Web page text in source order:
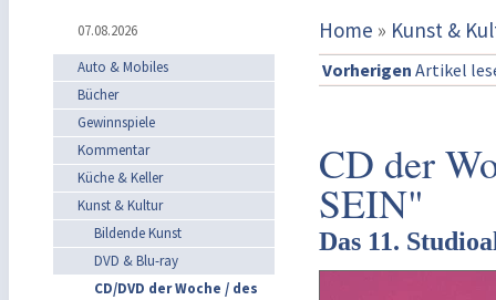
07.08.2026 Home » Kunst &
Auto & Mobiles
Bücher
Gewinnspiele
Kommentar
Küche & Keller
Kunst & Kultur
Bildende Kunst
DVD & Blu-ray
CD/DVD der Woche / des
Vorherigen Artikel
CD der
SEIN"
Das 11.